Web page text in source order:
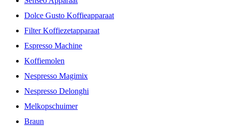
Dolce Gusto Koffieapparaat
Filter Koffiezetapparaat
Espresso Machine
Koffiemolen
Nespresso Magimix
Nespresso Delonghi
Melkopschuimer
Braun